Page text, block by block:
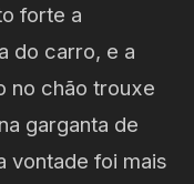
forte a
do carro, e a
no chão trouxe
garganta de
vontade foi mais